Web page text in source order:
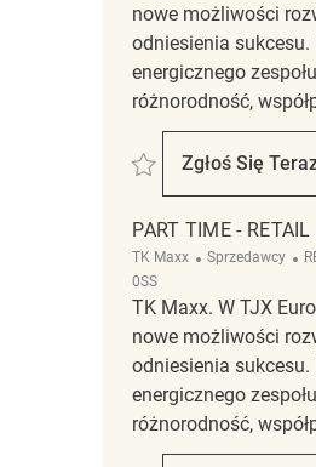
nowe możliwości
odniesienia
energicznego
różnorodność,
Zapisać Retail Associate
Zgłoś Się
Retail
PART TIME - RETAIL
TK Maxx Kategoria
Sprzedawcy
0SS
TK Maxx. W TJX
nowe możliwości
odniesienia
energicznego
różnorodność,